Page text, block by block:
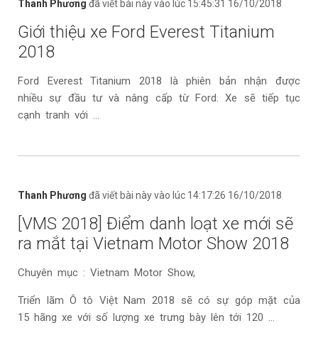
Thanh Phương đã viết bài này vào lúc 15:45:31 16/10/2018
Giới thiệu xe Ford Everest Titanium
2018
Ford Everest Titanium 2018 là phiên bản nhận được
nhiều sự đầu tư và nâng cấp từ Ford. Xe sẽ tiếp tục
cạnh tranh với ...
Thanh Phương đã viết bài này vào lúc 14:17:26 16/10/2018
[VMS 2018] Điểm danh loạt xe mới sẽ
ra mắt tại Vietnam Motor Show 2018
Chuyên mục : Vietnam Motor Show,
Triển lãm Ô tô Việt Nam 2018 sẽ có sự góp mặt của
15 hãng xe với số lượng xe trưng bày lên tới 120 ...